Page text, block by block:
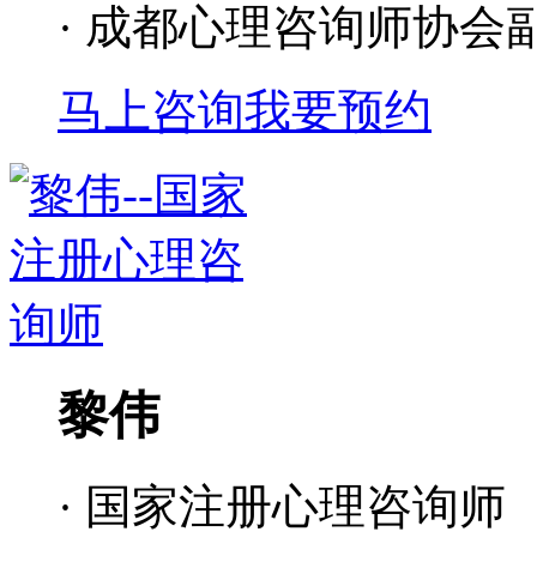
· 成都心理咨询师协会
马上咨询我要预约
黎伟
· 国家注册心理咨询师